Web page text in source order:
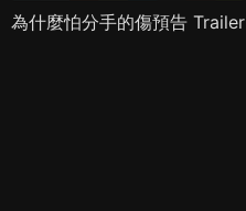
為什麼怕分手的傷預告 Trailer